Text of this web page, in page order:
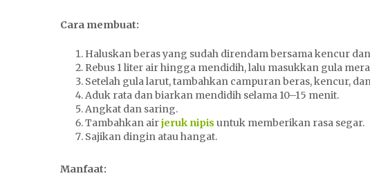
Cara membuat:
Haluskan beras yang sudah direndam bersama kencur
Rebus 1 liter air hingga mendidih, lalu masukkan gula
Setelah gula larut, tambahkan campuran beras, kencur,
Aduk rata dan biarkan mendidih selama 10–15 menit.
Angkat dan saring.
Tambahkan airjeruk nipis untuk memberikan rasa segar.
Sajikan dingin atau hangat.
Manfaat: